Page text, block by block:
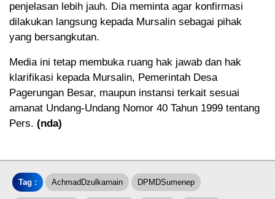
penjelasan lebih jauh. Dia meminta agar konfirmasi
dilakukan langsung kepada Mursalin sebagai pihak
yang bersangkutan.
Media ini tetap membuka ruang hak jawab dan hak
klarifikasi kepada Mursalin, Pemerintah Desa
Pagerungan Besar, maupun instansi terkait sesuai
amanat Undang-Undang Nomor 40 Tahun 1999 tentang
Pers. (nda)
Tag : AchmadDzulkarnain DPMDSumenep